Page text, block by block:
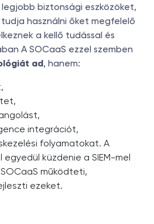
biztonsági eszközöket,
használni őket megfelelő
a kellő tudással és
A SOCaaS ezzel szemben
ad, hanem:
integrációt,
folyamatokat. A
egyedül küzdenie a SIEM-mel
működteti,
ezeket.